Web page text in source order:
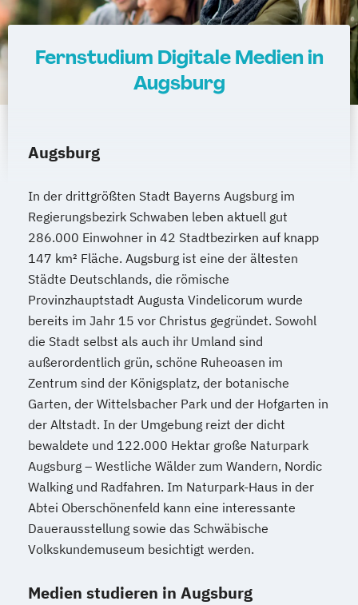
Fernstudium Digitale Medien in
Augsburg
Augsburg
In der drittgrößten Stadt Bayerns Augsburg im
Regierungsbezirk Schwaben leben aktuell gut
286.000 Einwohner in 42 Stadtbezirken auf knapp
147 km² Fläche. Augsburg ist eine der ältesten
Städte Deutschlands, die römische
Provinzhauptstadt Augusta Vindelicorum wurde
bereits im Jahr 15 vor Christus gegründet. Sowohl
die Stadt selbst als auch ihr Umland sind
außerordentlich grün, schöne Ruheoasen im
Zentrum sind der Königsplatz, der botanische
Garten, der Wittelsbacher Park und der Hofgarten in
der Altstadt. In der Umgebung reizt der dicht
bewaldete und 122.000 Hektar große Naturpark
Augsburg – Westliche Wälder zum Wandern, Nordic
Walking und Radfahren. Im Naturpark-Haus in der
Abtei Oberschönenfeld kann eine interessante
Dauerausstellung sowie das Schwäbische
Volkskundemuseum besichtigt werden.
Medien studieren in Augsburg